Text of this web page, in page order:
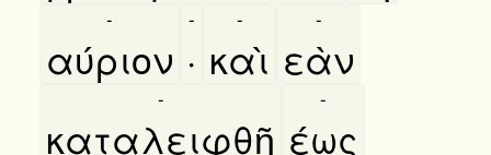
αύριον
-
·
-
καὶ
-
εὰν
-
καταλειφθῆ
-
έως
-